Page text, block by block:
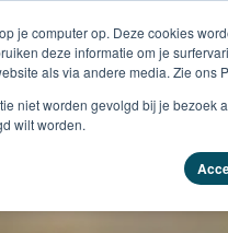
je computer op. Deze cookies
deze informatie om je
als via andere media. Zie
niet worden gevolgd bij je
wilt worden.
Producten